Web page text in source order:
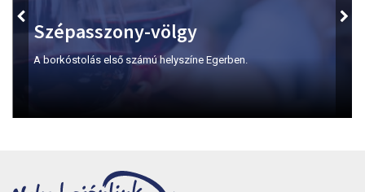
Szépasszony-völgy
A borkóstolás első számú helyszíne Egerben.